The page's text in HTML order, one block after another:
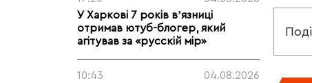
У Харкові 7 років вʼязниці
отримав ютуб-блогер, який
агітував за «русскій мір»
10:43
04.08.2026